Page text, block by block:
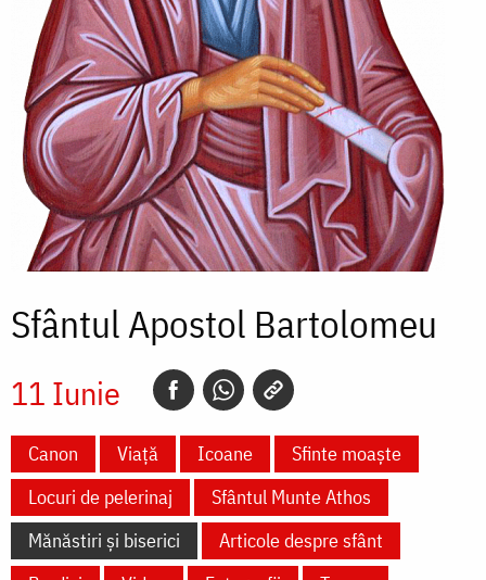
Sfântul Apostol Bartolomeu
11 Iunie
Canon Viață Icoane
Sfinte moaște
Locuri de pelerinaj
Sfântul Munte Athos
Mănăstiri și biserici
Articole despre sfânt